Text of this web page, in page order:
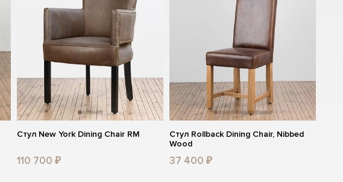
Стул New York Dining Chair RM
110 700 ₽
Стул Rollback Dining Chair, Nibbed
Wood
37 400 ₽